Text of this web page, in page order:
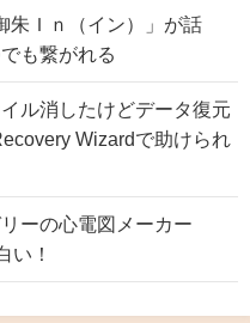
朱Ｉｎ（イン）」が話
も繋がれる
ル消したけどデータ復元
Wizardで助けられ
ーの心電図メーカー
い！